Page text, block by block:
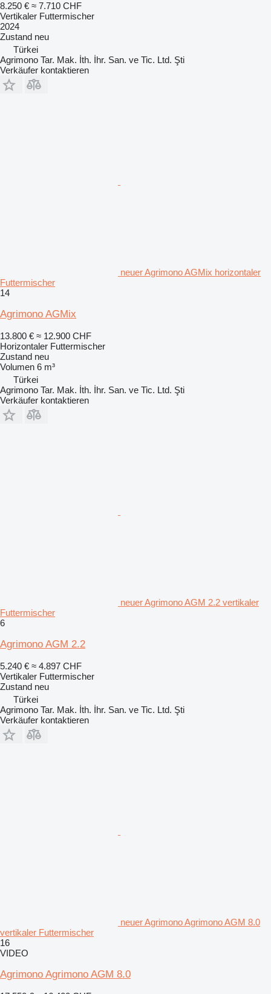
8.250 € ≈ 7.710 CHF
Vertikaler Futtermischer
2024
Zustand neu
Türkei
Agrimono Tar. Mak. İth. İhr. San. ve Tic. Ltd. Şti
Verkäufer kontaktieren
neuer Agrimono AGMix horizontaler
Futtermischer
14
Agrimono AGMix
13.800 € ≈ 12.900 CHF
Horizontaler Futtermischer
Zustand neu
Volumen 6 m³
Türkei
Agrimono Tar. Mak. İth. İhr. San. ve Tic. Ltd. Şti
Verkäufer kontaktieren
neuer Agrimono AGM 2.2 vertikaler
Futtermischer
6
Agrimono AGM 2.2
5.240 € ≈ 4.897 CHF
Vertikaler Futtermischer
Zustand neu
Türkei
Agrimono Tar. Mak. İth. İhr. San. ve Tic. Ltd. Şti
Verkäufer kontaktieren
neuer Agrimono Agrimono AGM 8.0
vertikaler Futtermischer
16
VIDEO
Agrimono Agrimono AGM 8.0